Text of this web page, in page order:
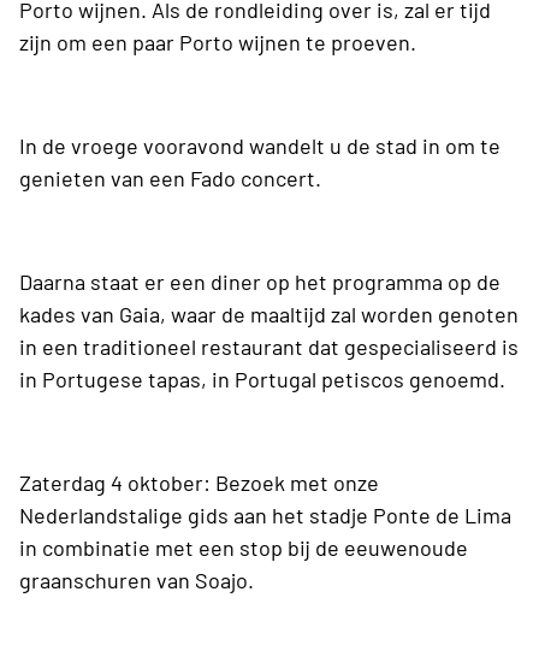
Porto wijnen. Als de rondleiding over is, zal er tijd
zijn om een paar Porto wijnen te proeven.
In de vroege vooravond wandelt u de stad in om te
genieten van een Fado concert.
Daarna staat er een diner op het programma op de
kades van Gaia, waar de maaltijd zal worden genoten
in een traditioneel restaurant dat gespecialiseerd is
in Portugese tapas, in Portugal petiscos genoemd.
Zaterdag 4 oktober: Bezoek met onze
Nederlandstalige gids aan het stadje Ponte de Lima
in combinatie met een stop bij de eeuwenoude
graanschuren van Soajo.